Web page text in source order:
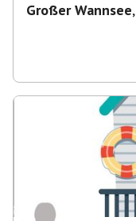
Großer Wannsee,